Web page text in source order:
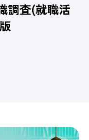
調査(就職活